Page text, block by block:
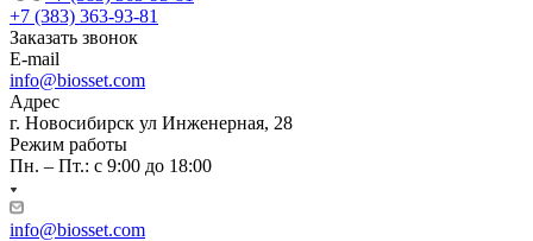
+7 (383) 363-93-81
Заказать звонок
E-mail
info@biosset.com
Адрес
г. Новосибирск ул Инженерная, 28
Режим работы
Пн. – Пт.: с 9:00 до 18:00
info@biosset.com